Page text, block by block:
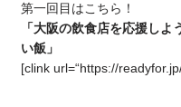
第一回目はこちら！
「大阪の飲食店を応援し
い飯」
[clink url=“https://